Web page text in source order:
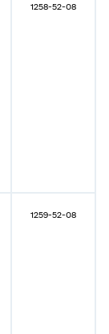
1258-52-08
1259-52-08